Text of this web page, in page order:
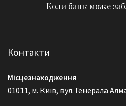
Коли банк може
Контакти
Місцезнаходження
01011, м. Київ, вул. Генерала